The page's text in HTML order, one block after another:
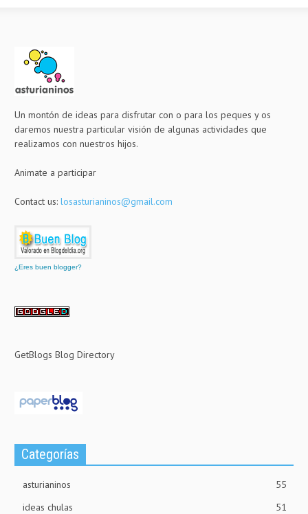
Un montón de ideas para disfrutar con o para los peques y os
daremos nuestra particular visión de algunas actividades que
realizamos con nuestros hijos.
Animate a participar
Contact us: losasturianinos@gmail.com
¿Eres buen blogger?
GetBlogs Blog Directory
Categorías
asturianinos
55
ideas chulas
51